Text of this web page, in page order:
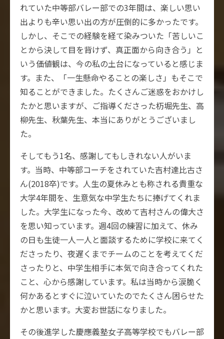
れていた中等部バレー部での3年間は、楽しい思い
出よりも辛い思い出の方が圧倒的に多かったです。
しかし、そこでの経験を経て染みついた「苦しいこ
とから決して目を背けず、真正面から向き合う」と
いう価値観は、今の私の土台になっていると感じま
す。また、「一生懸命やることの楽しさ」もそこで
知ることができました。たくさんご迷惑をおかけし
たかと思いますが、ご指導くださった杤堀先生、高
柳先生、秋葉先生、本当にありがとうございまし
た。
そしてもう1名、感謝してもしきれない人がいま
す。当時、中等部コーチをされていた吉村達比古さ
ん(2018卒)です。人生の夏休みとも称される貴重な
大学4年間を、生意気な中学生たちに捧げてくれま
した。大学生になった今、改めて吉村さんの偉大さ
を思い知っています。週4回の練習に加えて、休み
の日も生徒一人一人と面談するために学校に来てく
ださったり、夜遅くまでチームのことを考えてくだ
さったりと、中学生相手に本気で向き合ってくれた
こと、心から感謝しています。私は当時から涙脆く
何かあるとすぐに泣いていたのでたくさん困らせた
かと思います。大変お世話になりました。
その後進学した慶應義塾女子高等学校でもバレー部